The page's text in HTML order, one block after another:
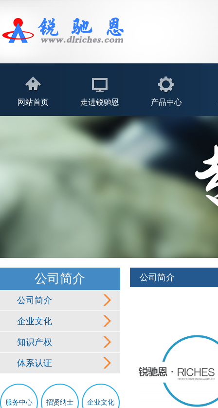
网站首页 走进锐驰恩 产品中心
公司简介
公司简介
企业文化
知识产权
体系认证
服务中心 招贤纳士 企业文化
公司简介